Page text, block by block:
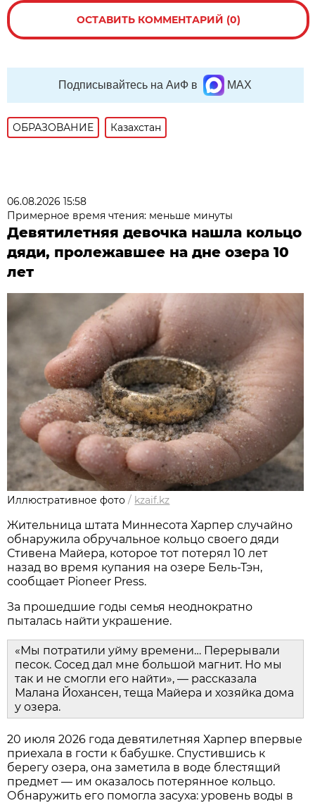
ОСТАВИТЬ КОММЕНТАРИЙ (0)
Подписывайтесь на АиФ в MAX
ОБРАЗОВАНИЕ Казахстан
06.08.2026 15:58
Примерное время чтения: меньше минуты
Девятилетняя девочка нашла кольцо
дяди, пролежавшее на дне озера 10
лет
Иллюстративное фото / kzaif.kz
Жительница штата Миннесота Харпер случайно
обнаружила обручальное кольцо своего дяди
Стивена Майера, которое тот потерял 10 лет
назад во время купания на озере Бель-Тэн,
сообщает Pioneer Press.
За прошедшие годы семья неоднократно
пыталась найти украшение.
«Мы потратили уйму времени… Перерывали
песок. Сосед дал мне большой магнит. Но мы
так и не смогли его найти», — рассказала
Малана Йохансен, теща Майера и хозяйка дома
у озера.
20 июля 2026 года девятилетняя Харпер впервые
приехала в гости к бабушке. Спустившись к
берегу озера, она заметила в воде блестящий
предмет — им оказалось потерянное кольцо.
Обнаружить его помогла засуха: уровень воды в